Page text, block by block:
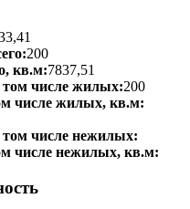
200
кв.м:7837,51
числе жилых:200
числе жилых, кв.м:
числе нежилых:
числе нежилых, кв.м: